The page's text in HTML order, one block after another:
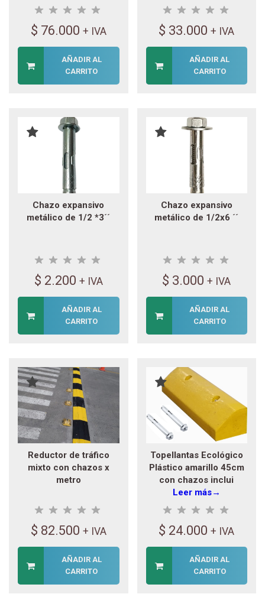
$ 76.000 + IVA
AÑADIR AL
CARRITO
$ 33.000 + IVA
AÑADIR AL
CARRITO
Chazo expansivo
metálico de 1/2 *3´´
$ 2.200 + IVA
AÑADIR AL
CARRITO
Chazo expansivo
metálico de 1/2x6 ´´
$ 3.000 + IVA
AÑADIR AL
CARRITO
Reductor de tráfico
mixto con chazos x
metro
$ 82.500 + IVA
AÑADIR AL
CARRITO
Topellantas Ecológico
Plástico amarillo 45cm
con chazos inclui
Leer más→
$ 24.000 + IVA
AÑADIR AL
CARRITO